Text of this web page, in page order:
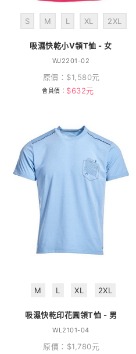
S M L XL 2XL
吸濕快乾小V領T恤 - 女
WJ2201-02
原價： $1,580元
會員價： $632元
M L XL 2XL
吸濕快乾印花圓領T恤 - 男
WL2101-04
原價： $1,780元